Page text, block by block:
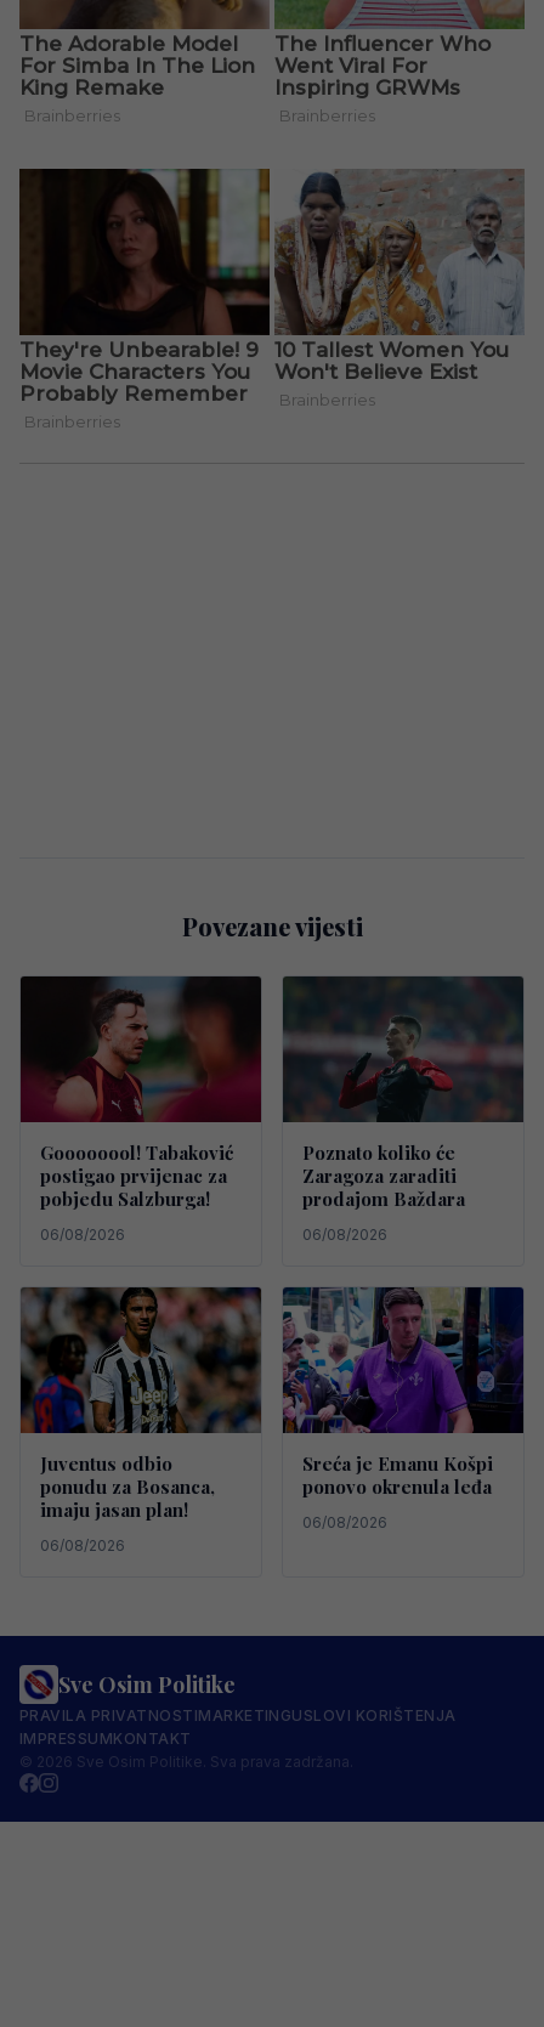
Povezane vijesti
Goooooool! Tabaković
postigao prvijenac za
pobjedu Salzburga!
06/08/2026
Poznato koliko će
Zaragoza zaraditi
prodajom Baždara
06/08/2026
Juventus odbio
ponudu za Bosanca,
imaju jasan plan!
06/08/2026
Sreća je Emanu Košpi
ponovo okrenula leđa
06/08/2026
Sve Osim Politike
PRAVILA PRIVATNOSTIMARKETINGUSLOVI KORIŠTENJA
IMPRESSUMKONTAKT
© 2026 Sve Osim Politike. Sva prava zadržana.